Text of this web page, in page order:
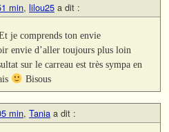
min, lilou25 a dit :
je comprends ton envie
envie d’aller toujours plus loin
sur le carreau est très sympa en
Bisous
min, Tania a dit :